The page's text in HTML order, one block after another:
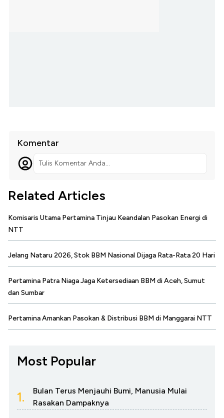
Komentar
Tulis Komentar Anda...
Related Articles
Komisaris Utama Pertamina Tinjau Keandalan Pasokan Energi di
NTT
Jelang Nataru 2026, Stok BBM Nasional Dijaga Rata-Rata 20 Hari
Pertamina Patra Niaga Jaga Ketersediaan BBM di Aceh, Sumut
dan Sumbar
Pertamina Amankan Pasokan & Distribusi BBM di Manggarai NTT
Most Popular
1.
Bulan Terus Menjauhi Bumi, Manusia Mulai
Rasakan Dampaknya